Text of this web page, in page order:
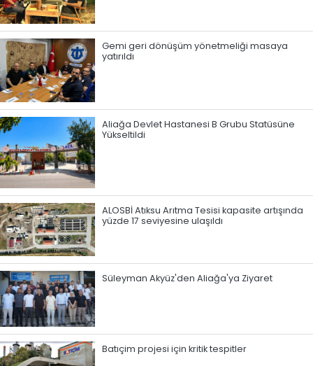
Gemi geri dönüşüm yönetmeliği masaya
yatırıldı
Aliağa Devlet Hastanesi B Grubu Statüsüne
Yükseltildi
ALOSBİ Atıksu Arıtma Tesisi kapasite artışında
yüzde 17 seviyesine ulaşıldı
Süleyman Akyüz'den Aliağa'ya Ziyaret
Batıçim projesi için kritik tespitler